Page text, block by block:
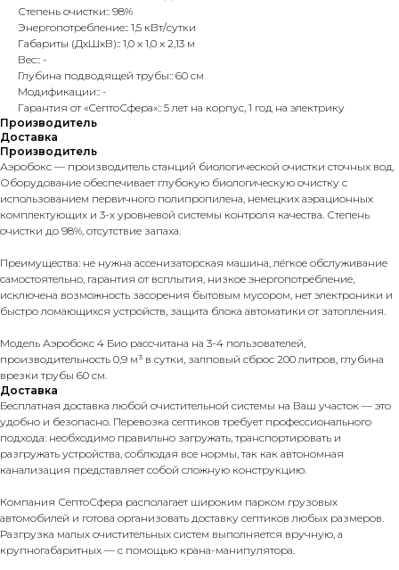
Степень очистки:: 98%
Энергопотребление:: 1,5 кВт/сутки
Габариты (ДхШхВ):: 1,0 x 1,0 x 2,13 м
Вес:: -
Глубина подводящей трубы:: 60 см
Модификации:: -
Гарантия от «СептоСфера»:: 5 лет на корпус, 1 год на электрику
Производитель
Доставка
Производитель
Аэробокс — производитель станций биологической очистки сточных вод.
Оборудование обеспечивает глубокую биологическую очистку с
использованием первичного полипропилена, немецких аэрационных
комплектующих и 3-х уровневой системы контроля качества. Степень
очистки до 98%, отсутствие запаха.
Преимущества: не нужна ассенизаторская машина, лёгкое обслуживание
самостоятельно, гарантия от всплытия, низкое энергопотребление,
исключена возможность засорения бытовым мусором, нет электроники и
быстро ломающихся устройств, защита блока автоматики от затопления.
Модель Аэробокс 4 Био рассчитана на 3-4 пользователей,
производительность 0,9 м³ в сутки, залповый сброс 200 литров, глубина
врезки трубы 60 см.
Доставка
Бесплатная доставка любой очистительной системы на Ваш участок — это
удобно и безопасно. Перевозка септиков требует профессионального
подхода: необходимо правильно загружать, транспортировать и
разгружать устройства, соблюдая все нормы, так как автономная
канализация представляет собой сложную конструкцию.
Компания СептоСфера располагает широким парком грузовых
автомобилей и готова организовать доставку септиков любых размеров.
Разгрузка малых очистительных систем выполняется вручную, а
крупногабаритных — с помощью крана-манипулятора.